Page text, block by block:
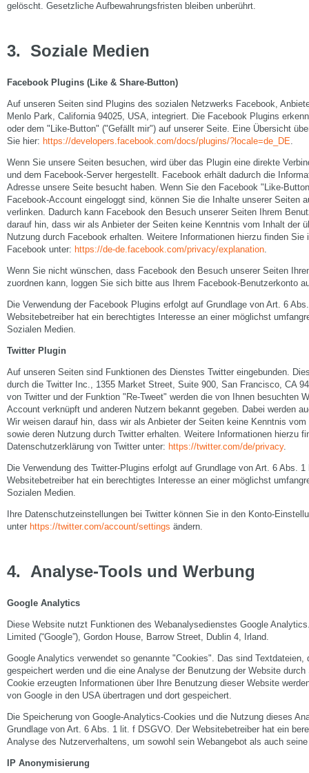
gelöscht. Gesetzliche Aufbewahrungsfristen bleiben unberührt.
3. Soziale Medien
Facebook Plugins (Like & Share-Button)
Auf unseren Seiten sind Plugins des sozialen Netzwerks Facebook,
Menlo Park, California 94025, USA, integriert. Die Facebook Plugins
oder dem "Like-Button" ("Gefällt mir") auf unserer Seite. Eine Übersicht
Sie hier: https://developers.facebook.com/docs/plugins/?locale=de_DE.
Wenn Sie unsere Seiten besuchen, wird über das Plugin eine direkte
und dem Facebook-Server hergestellt. Facebook erhält dadurch die
Adresse unsere Seite besucht haben. Wenn Sie den Facebook "Like-
Facebook-Account eingeloggt sind, können Sie die Inhalte unserer Seiten
verlinken. Dadurch kann Facebook den Besuch unserer Seiten Ihrem
darauf hin, dass wir als Anbieter der Seiten keine Kenntnis vom Inhalt der
Nutzung durch Facebook erhalten. Weitere Informationen hierzu finden
Facebook unter: https://de-de.facebook.com/privacy/explanation.
Wenn Sie nicht wünschen, dass Facebook den Besuch unserer Seiten
zuordnen kann, loggen Sie sich bitte aus Ihrem Facebook-Benutzerkonto
Die Verwendung der Facebook Plugins erfolgt auf Grundlage von Art. 6
Websitebetreiber hat ein berechtigtes Interesse an einer möglichst
Sozialen Medien.
Twitter Plugin
Auf unseren Seiten sind Funktionen des Dienstes Twitter eingebunden.
durch die Twitter Inc., 1355 Market Street, Suite 900, San Francisco, CA
von Twitter und der Funktion "Re-Tweet" werden die von Ihnen besuchten
Account verknüpft und anderen Nutzern bekannt gegeben. Dabei werden
Wir weisen darauf hin, dass wir als Anbieter der Seiten keine Kenntnis
sowie deren Nutzung durch Twitter erhalten. Weitere Informationen hierzu
Datenschutzerklärung von Twitter unter: https://twitter.com/de/privacy.
Die Verwendung des Twitter-Plugins erfolgt auf Grundlage von Art. 6 Abs.
Websitebetreiber hat ein berechtigtes Interesse an einer möglichst
Sozialen Medien.
Ihre Datenschutzeinstellungen bei Twitter können Sie in den Konto-
unter https://twitter.com/account/settings ändern.
4. Analyse-Tools und Werbung
Google Analytics
Diese Website nutzt Funktionen des Webanalysedienstes Google
Limited (“Google”), Gordon House, Barrow Street, Dublin 4, Irland.
Google Analytics verwendet so genannte "Cookies". Das sind Textdateien,
gespeichert werden und die eine Analyse der Benutzung der Website
Cookie erzeugten Informationen über Ihre Benutzung dieser Website
von Google in den USA übertragen und dort gespeichert.
Die Speicherung von Google-Analytics-Cookies und die Nutzung dieses
Grundlage von Art. 6 Abs. 1 lit. f DSGVO. Der Websitebetreiber hat ein
Analyse des Nutzerverhaltens, um sowohl sein Webangebot als auch
IP Anonymisierung